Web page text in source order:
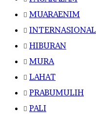
MUARAENIM
INTERNASIONAL
HIBURAN
MURA
LAHAT
PRABUMULIH
PALI